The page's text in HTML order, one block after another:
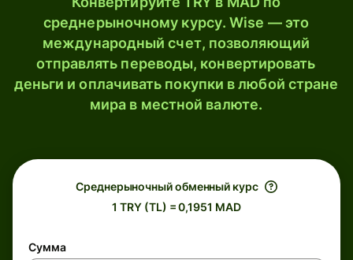
среднерыночному курсу. Wise — это
международный счет, позволяющий
отправлять переводы, конвертировать
деньги и оплачивать покупки в любой стране
мира в местной валюте.
Среднерыночный обменный курс
1 TRY (TL) = 0,1951 MAD
Сумма